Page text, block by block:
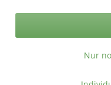
Nur